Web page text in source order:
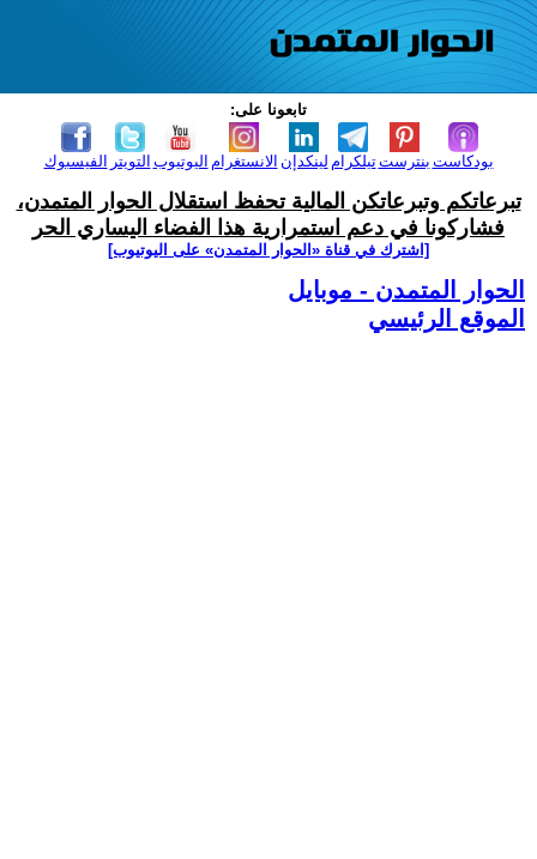
تابعونا على:
الفيسبوك التويتر اليوتيوب الانستغرام لينكدإن تيلكرامبنترست بودكاست
تبرعاتكم وتبرعاتكن المالية تحفظ استقلال الحوار المتمدن،
فشاركونا في دعم استمرارية هذا الفضاء اليساري الحر
[اشترك في قناة ‫«الحوار المتمدن» على اليوتيوب]
الحوار المتمدن - موبايل
الموقع الرئيسي